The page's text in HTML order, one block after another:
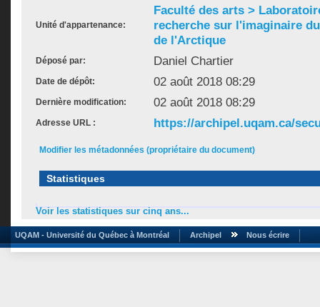
Unité d'appartenance:
Faculté des arts >
recherche sur l'imaginaire
de l'Arctique
Déposé par: Daniel Chartier
Date de dépôt: 02 août 2018 08:29
Dernière modification: 02 août 2018 08:29
Adresse URL : https://archipel.uqam.ca/
Modifier les métadonnées (propriétaire du document)
Statistiques
Voir les statistiques sur cinq ans...
UQAM - Université du Québec à Montréal Archipel Nous écrire